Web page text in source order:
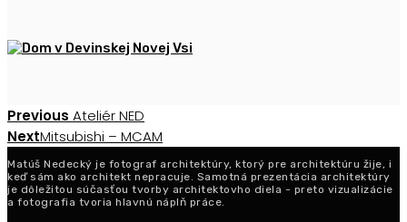
Post
navigation
Previous
Post
Previous Ateliér NED
Next
Post
NextMitsubishi – MCAM
Matúš Nedecký je fotograf architektúry, ktorý pre architektúru žije, i
keď sám ako architekt nepracuje. Samotná prezentácia architektúry
je dôležitou súčasťou tvorby architektovho diela - preto vizualizácie
a fotografia tvoria hlavnú náplň práce.